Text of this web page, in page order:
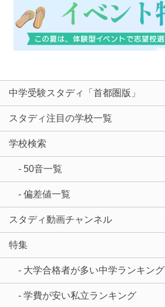
中学受験スタディ「首都圏版」
スタディ注目の学校一覧
学校検索
- 50音一覧
- 偏差値一覧
スタディ動画チャンネル
特集
- 大学合格者が多い中学ランキング
- 学費が安い私立ランキング